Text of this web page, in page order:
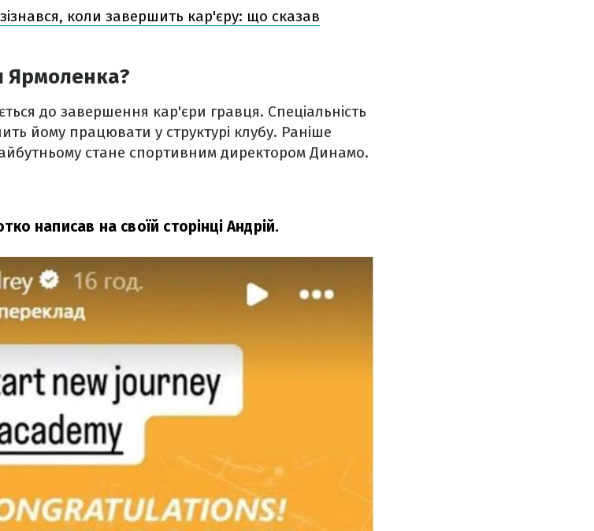
коли завершить кар'єру: що сказав
Ярмоленка?
до завершення кар'єри гравця. Спеціальність
йому працювати у структурі клубу. Раніше
стане спортивним директором Динамо.
написав на своїй сторінці Андрій.